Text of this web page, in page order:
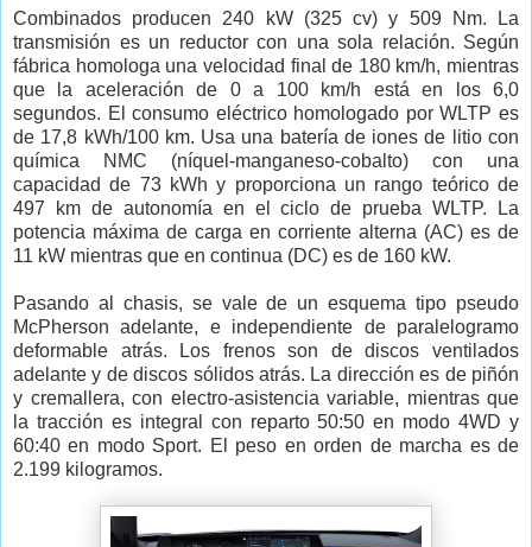
Combinados producen 240 kW (325 cv) y 509 Nm. La
transmisión es un reductor con una sola relación. Según
fábrica homologa una velocidad final de 180 km/h, mientras
que la aceleración de 0 a 100 km/h está en los 6,0
segundos. El consumo eléctrico homologado por WLTP es
de 17,8 kWh/100 km. Usa una batería de iones de litio con
química NMC (níquel-manganeso-cobalto) con una
capacidad de 73 kWh y proporciona un rango teórico de
497 km de autonomía en el ciclo de prueba WLTP. La
potencia máxima de carga en corriente alterna (AC) es de
11 kW mientras que en continua (DC) es de 160 kW.
Pasando al chasis, se vale de un esquema tipo pseudo
McPherson adelante, e independiente de paralelogramo
deformable atrás. Los frenos son de discos ventilados
adelante y de discos sólidos atrás. La dirección es de piñón
y cremallera, con electro-asistencia variable, mientras que
la tracción es integral con reparto 50:50 en modo 4WD y
60:40 en modo Sport. El peso en orden de marcha es de
2.199 kilogramos.